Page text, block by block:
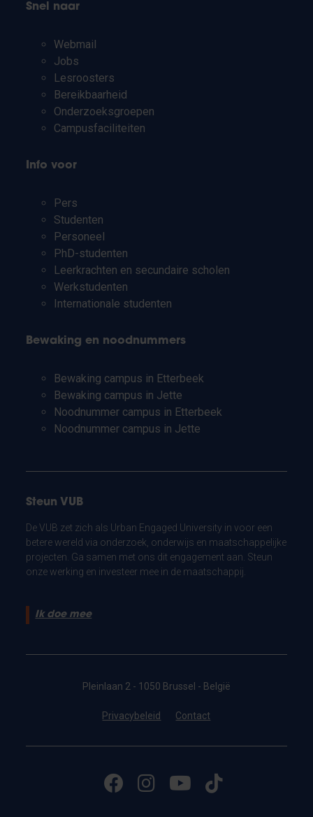
Snel naar
Webmail
Jobs
Lesroosters
Bereikbaarheid
Onderzoeksgroepen
Campusfaciliteiten
Info voor
Pers
Studenten
Personeel
PhD-studenten
Leerkrachten en secundaire scholen
Werkstudenten
Internationale studenten
Bewaking en noodnummers
Bewaking campus in Etterbeek
Bewaking campus in Jette
Noodnummer campus in Etterbeek
Noodnummer campus in Jette
Steun VUB
De VUB zet zich als Urban Engaged University in voor een
betere wereld via onderzoek, onderwijs en maatschappelijke
projecten. Ga samen met ons dit engagement aan. Steun
onze werking en investeer mee in de maatschappij.
Ik doe mee
Pleinlaan 2 - 1050 Brussel - België
Privacybeleid Contact